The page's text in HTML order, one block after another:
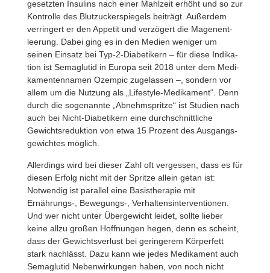
ge­setzten Insu­lins nach einer Mahl­zeit erhöht und so zur
Kontrolle des Blut­zu­cker­spie­gels beiträgt. Außerdem
verrin­gert er den Appetit und verzö­gert die Magen­ent­
lee­rung. Dabei ging es in den Medien weniger um
seinen Einsatz bei Typ-2-Diabe­ti­kern – für diese Indi­ka­
tion ist Semaglutid in Europa seit 2018 unter dem Medi­
ka­men­ten­namen Ozempic zuge­lassen –, sondern vor
allem um die Nutzung als „Life­style-Medi­ka­ment“. Denn
durch die soge­nannte „Abnehmspritze“ ist Studien nach
auch bei Nicht-Diabe­ti­kern eine durch­schnitt­liche
Gewichts­re­duk­tion von etwa 15 Prozent des Ausgangs­
ge­wichtes möglich.
Aller­dings wird bei dieser Zahl oft vergessen, dass es für
diesen Erfolg nicht mit der Spritze allein getan ist:
Notwendig ist parallel eine Basis­the­rapie mit
Ernährungs‑, Bewegungs‑, Verhal­tens­in­ter­ven­tionen.
Und wer nicht unter Über­ge­wicht leidet, sollte lieber
keine allzu großen Hoff­nungen hegen, denn es scheint,
dass der Gewichts­ver­lust bei gerin­gerem Körper­fett
stark nach­lässt. Dazu kann wie jedes Medi­ka­ment auch
Semaglutid Neben­wir­kungen haben, von noch nicht